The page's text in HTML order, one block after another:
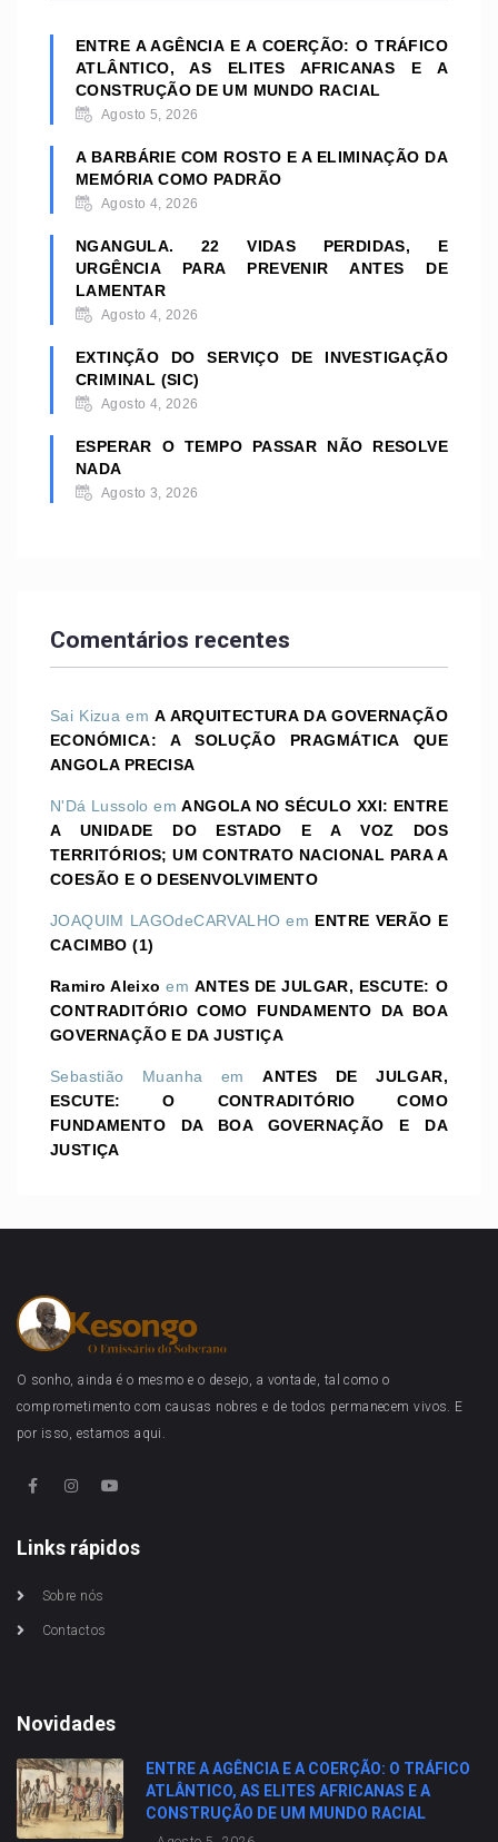
ENTRE A AGÊNCIA E A COERÇÃO: O TRÁFICO
ATLÂNTICO, AS ELITES AFRICANAS E A
CONSTRUÇÃO DE UM MUNDO RACIAL
Agosto 5, 2026
A BARBÁRIE COM ROSTO E A ELIMINAÇÃO DA
MEMÓRIA COMO PADRÃO
Agosto 4, 2026
NGANGULA. 22 VIDAS PERDIDAS, E
URGÊNCIA PARA PREVENIR ANTES DE
LAMENTAR
Agosto 4, 2026
EXTINÇÃO DO SERVIÇO DE INVESTIGAÇÃO
CRIMINAL (SIC)
Agosto 4, 2026
ESPERAR O TEMPO PASSAR NÃO RESOLVE
NADA
Agosto 3, 2026
Comentários recentes
Sai Kizua emA ARQUITECTURA DA GOVERNAÇÃO
ECONÓMICA: A SOLUÇÃO PRAGMÁTICA QUE
ANGOLA PRECISA
N'Dá Lussolo emANGOLA NO SÉCULO XXI: ENTRE
A UNIDADE DO ESTADO E A VOZ DOS
TERRITÓRIOS; UM CONTRATO NACIONAL PARA A
COESÃO E O DESENVOLVIMENTO
JOAQUIM LAGOdeCARVALHO em ENTRE VERÃO E
CACIMBO (1)
Ramiro Aleixo emANTES DE JULGAR, ESCUTE: O
CONTRADITÓRIO COMO FUNDAMENTO DA BOA
GOVERNAÇÃO E DA JUSTIÇA
Sebastião Muanha emANTES DE JULGAR,
ESCUTE: O CONTRADITÓRIO COMO
FUNDAMENTO DA BOA GOVERNAÇÃO E DA
JUSTIÇA
O sonho, ainda é o mesmo e o desejo, a vontade, tal como o
comprometimento com causas nobres e de todos permanecem vivos. E
por isso, estamos aqui.
Links rápidos
Sobre nós
Contactos
Novidades
ENTRE A AGÊNCIA E A COERÇÃO: O TRÁFICO
ATLÂNTICO, AS ELITES AFRICANAS E A
CONSTRUÇÃO DE UM MUNDO RACIAL